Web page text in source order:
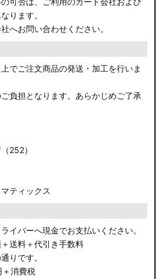
ります。
へお問い合わせください。
でご注文商品の発送・加工を行いま
負担となります。あらかじめご了承
252）
ティックス
イバーへ現金でお支払いください。
送料＋代引き手数料
りです。
消費税